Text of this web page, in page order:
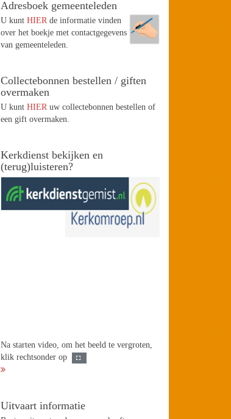
Adresboek gemeenteleden
U kuntHIER de informatie vinden
over het boekje met contactgegevens
van gemeenteleden.
Collectebonnen bestellen / giften
overmaken
U kuntHIER uw collectebonnen bestellen of
een gift overmaken.
Kerkdienst bekijken en
(terug)luisteren?
Na starten video, om het beeld te vergroten,
klik rechtsonder op
Uitvaart informatie